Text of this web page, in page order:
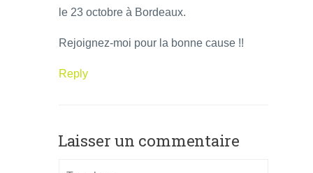
le 23 octobre à Bordeaux.
Rejoignez-moi pour la bonne cause !!
Reply
Laisser un commentaire